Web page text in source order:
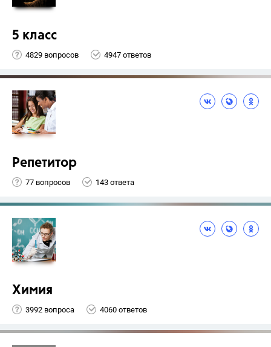
5 класс
4829 вопросов 4947 ответов
Репетитор
77 вопросов 143 ответа
Химия
3992 вопроса 4060 ответов